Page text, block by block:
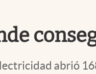
abrió